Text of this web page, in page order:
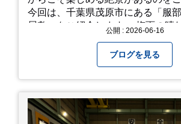
今回は、千葉県茂原市にある「服
屋敷」をご紹介します。 梅雨の晴
め尽くす「あじさい」 服部農園あ
力は、なんといってもそのスケー
平方メートルの広大な敷地に、な
上・約20,000株ものアジサイが植え
す。 山肌を埋め尽くすように咲き誇るブルー、ピ
公開 : 2026-06-16
ブログを見る